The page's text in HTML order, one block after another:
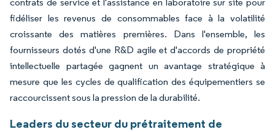
fidéliser les revenus de consommables face à la volatilité
croissante des matières premières. Dans l'ensemble, les
fournisseurs dotés d'une R&D agile et d'accords de propriété
intellectuelle partagée gagnent un avantage stratégique à
mesure que les cycles de qualification des équipementiers se
raccourcissent sous la pression de la durabilité.
Leaders du secteur du prétraitement de